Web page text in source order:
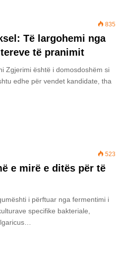
835
Të largohemi nga
të pranimit
Zgjerimi është i domosdoshëm si
edhe për vendet kandidate, tha
523
e mirë e ditës për të
i përftuar nga fermentimi i
specifike bakteriale,